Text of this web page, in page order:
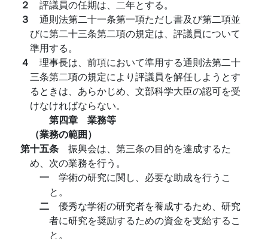
２ 評議員の任期は、二年とする。
３ 通則法第二十一条第一項ただし書及び第二項並
びに第二十三条第二項の規定は、評議員について
準用する。
４ 理事長は、前項において準用する通則法第二十
三条第二項の規定により評議員を解任しようとす
るときは、あらかじめ、文部科学大臣の認可を受
けなければならない。
第四章 業務等
（業務の範囲）
第十五条 振興会は、第三条の目的を達成するた
め、次の業務を行う。
一 学術の研究に関し、必要な助成を行うこ
と。
二 優秀な学術の研究者を養成するため、研究
者に研究を奨励するための資金を支給するこ
と。